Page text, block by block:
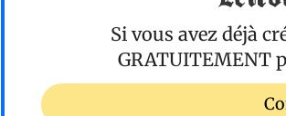
Si vous avez déjà
GRATUITEMENT